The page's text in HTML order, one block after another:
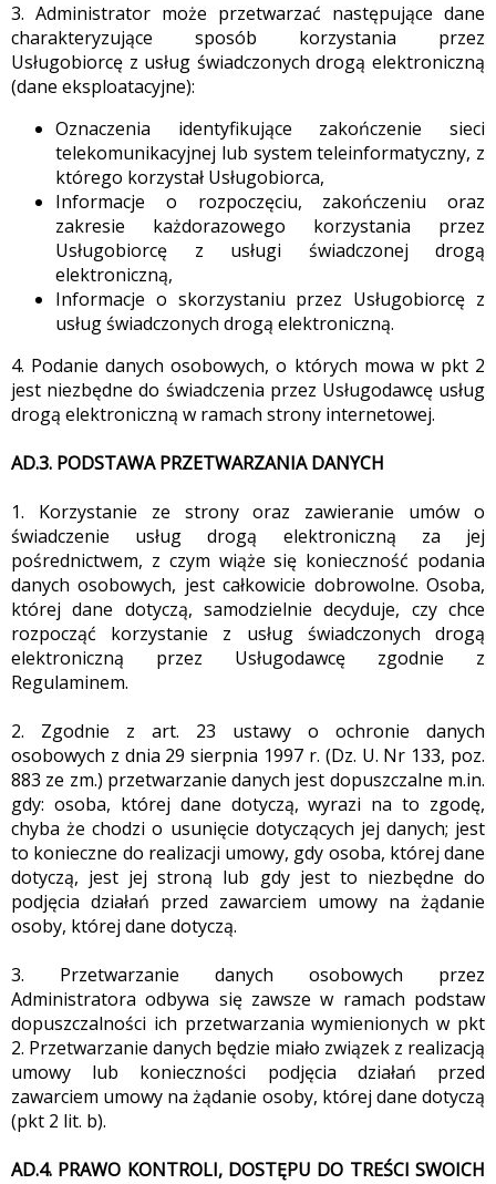
3. Administrator może przetwarzać następujące dane
charakteryzujące sposób korzystania przez
Usługobiorcę z usług świadczonych drogą elektroniczną
(dane eksploatacyjne):
Oznaczenia identyfikujące zakończenie sieci
telekomunikacyjnej lub system teleinformatyczny, z
którego korzystał Usługobiorca,
Informacje o rozpoczęciu, zakończeniu oraz
zakresie każdorazowego korzystania przez
Usługobiorcę z usługi świadczonej drogą
elektroniczną,
Informacje o skorzystaniu przez Usługobiorcę z
usług świadczonych drogą elektroniczną.
4. Podanie danych osobowych, o których mowa w pkt 2
jest niezbędne do świadczenia przez Usługodawcę usług
drogą elektroniczną w ramach strony internetowej.
AD.3. PODSTAWA PRZETWARZANIA DANYCH
1. Korzystanie ze strony oraz zawieranie umów o
świadczenie usług drogą elektroniczną za jej
pośrednictwem, z czym wiąże się konieczność podania
danych osobowych, jest całkowicie dobrowolne. Osoba,
której dane dotyczą, samodzielnie decyduje, czy chce
rozpocząć korzystanie z usług świadczonych drogą
elektroniczną przez Usługodawcę zgodnie z
Regulaminem.
2. Zgodnie z art. 23 ustawy o ochronie danych
osobowych z dnia 29 sierpnia 1997 r. (Dz. U. Nr 133, poz.
883 ze zm.) przetwarzanie danych jest dopuszczalne m.in.
gdy: osoba, której dane dotyczą, wyrazi na to zgodę,
chyba że chodzi o usunięcie dotyczących jej danych; jest
to konieczne do realizacji umowy, gdy osoba, której dane
dotyczą, jest jej stroną lub gdy jest to niezbędne do
podjęcia działań przed zawarciem umowy na żądanie
osoby, której dane dotyczą.
3. Przetwarzanie danych osobowych przez
Administratora odbywa się zawsze w ramach podstaw
dopuszczalności ich przetwarzania wymienionych w pkt
2. Przetwarzanie danych będzie miało związek z realizacją
umowy lub konieczności podjęcia działań przed
zawarciem umowy na żądanie osoby, której dane dotyczą
(pkt 2 lit. b).
AD.4. PRAWO KONTROLI, DOSTĘPU DO TREŚCI SWOICH